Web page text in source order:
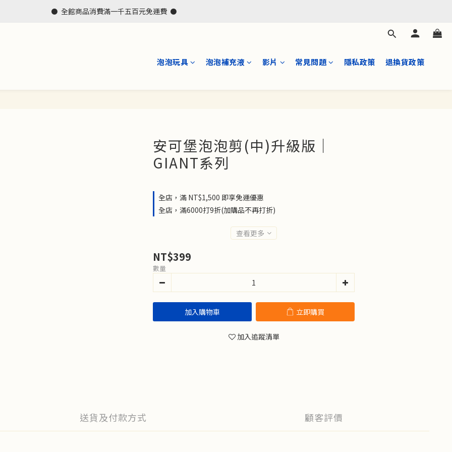
⚫  全館商品消費滿一千五百元免運費  ⚫
泡泡玩具 泡泡補充液 影片 常見問題 隱私政策 退換貨政策
安可堡泡泡剪(中)升級版｜
GIANT系列
全店，滿 NT$1,500 即享免運優惠
全店，滿6000打9折(加購品不再打折)
查看更多
NT$399
數量
加入購物車 立即購買
加入追蹤清單
送貨及付款方式 顧客評價